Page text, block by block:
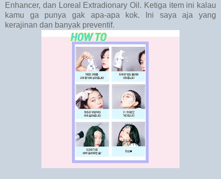
Enhancer, dan Loreal Extradionary Oil. Ketiga item ini kalau
kamu ga punya gak apa-apa kok. Ini saya aja yang
kerajinan dan banyak preventif.